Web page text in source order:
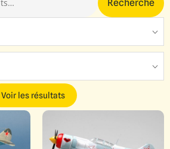
Recherche
Voir les résultats